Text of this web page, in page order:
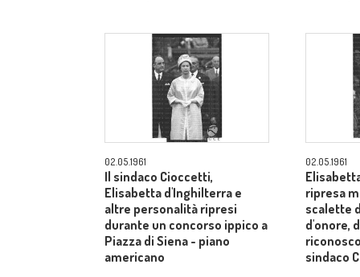
02.05.1961
Il sindaco Cioccetti,
Elisabetta d'Inghilterra e
altre personalità ripresi
durante un concorso ippico a
Piazza di Siena - piano
americano
02.05.1961
ripresa
scalette
d'onore,
sindaco